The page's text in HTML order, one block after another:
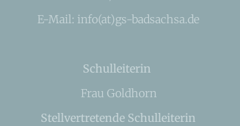
E-Mail: info(at)gs-badsachsa.de
Schulleiterin
Frau Goldhorn
Stellvertretende Schulleiterin